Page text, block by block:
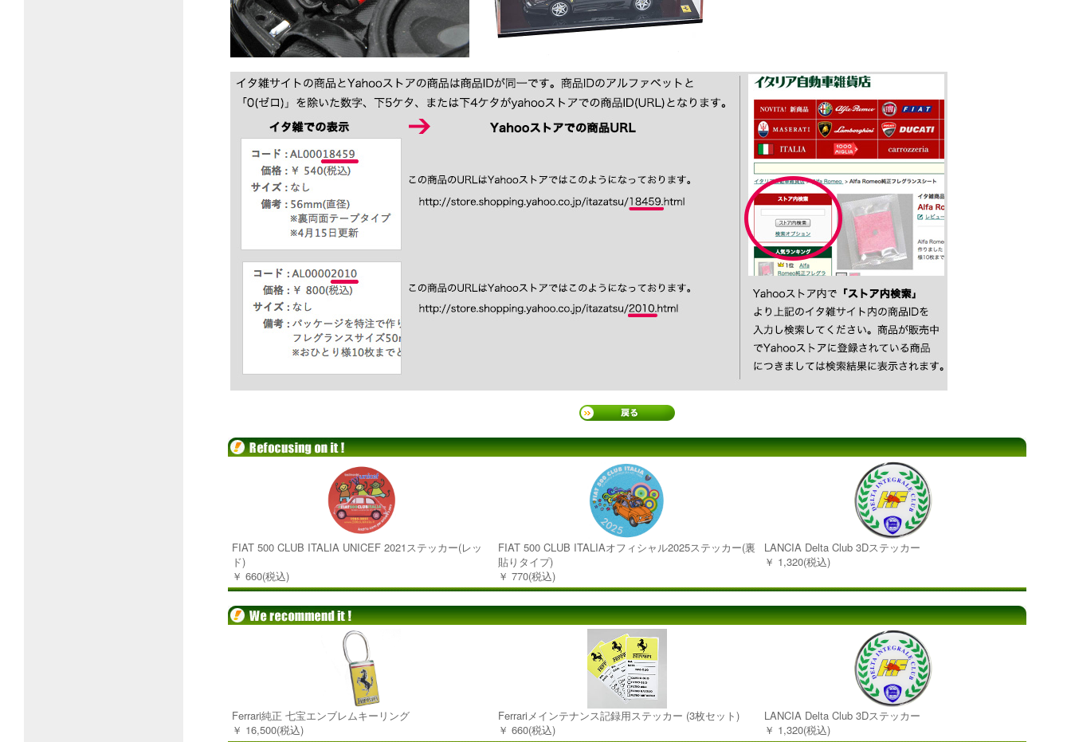
FIAT 500 CLUB ITALIA UNICEF 2021ステッカー(レッ
ド)
￥ 660(税込)
FIAT 500 CLUB ITALIAオフィシャル2025ステッカー(裏
貼りタイプ)
￥ 770(税込)
LANCIA Delta Club 3Dステッカー
￥ 1,320(税込)
Ferrari純正 七宝エンブレムキーリング
￥ 16,500(税込)
Ferrariメインテナンス記録用ステッカー (3枚セット)
￥ 660(税込)
LANCIA Delta Club 3Dステッカー
￥ 1,320(税込)